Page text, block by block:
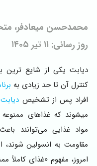
محمدحسن میعادفر،
روز رسانی: ۱۱ تیر ۱۴۰۵
دیابت یکی از شایع‌ ترین
کنترل آن تا حد زیادی به
افراد پس از تشخیص دیابت
میشوند که غذاهای
مواد غذایی می‌توانند
مقاومت به انسولین
امروز، مفهوم «غذای کاملاً